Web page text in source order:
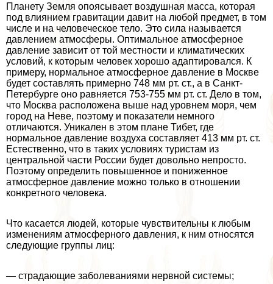
Планету Земля опоясывает воздушная масса, которая
под влиянием гравитации давит на любой предмет, в том
числе и на человеческое тело. Это сила называется
давлением атмосферы. Оптимальное атмосферное
давление зависит от той местности и климатических
условий, к которым человек хорошо адаптировался. К
примеру, нормальное атмосферное давление в Москве
будет составлять примерно 748 мм рт. ст., а в Санкт-
Петербурге оно равняется 753-755 мм рт. ст. Дело в том,
что Москва расположена выше над уровнем моря, чем
город на Неве, поэтому и показатели немного
отличаются. Уникален в этом плане Тибет, где
нормальное давление воздуха составляет 413 мм рт. ст.
Естественно, что в таких условиях туристам из
центральной части России будет довольно непросто.
Поэтому определить повышенное и пониженное
атмосферное давление можно только в отношении
конкретного человека.
Что касается людей, которые чувствительны к любым
изменениям атмосферного давления, к ним относятся
следующие группы лиц:
— страдающие заболеваниями нервной системы;